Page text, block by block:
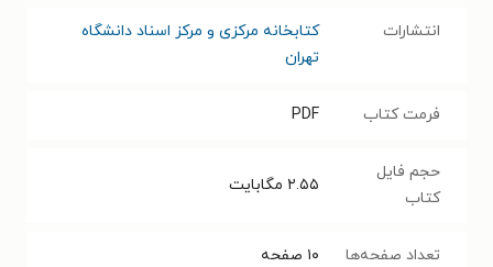
انتشارات
کتابخانه مرکزی و مرکز اسناد دانشگاه
تهران
فرمت کتاب PDF
حجم فایل
کتاب
۲.۵۵ مگابایت
تعداد صفحه‌ها ۱۰ صفحه